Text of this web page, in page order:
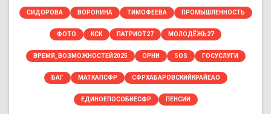
СИДОРОВА ВОРОНИНА ТИМОФЕЕВА ПРОМЫШЛЕННОСТЬ
ФОТО КСК ПАТРИОТ27 МОЛОДЁЖЬ27
ВРЕМЯ_ВОЗМОЖНОСТЕЙ2025 ОРНИ SOS ГОСУСЛУГИ
БАГ МАТКАПСФР СФРХАБАРОВСКИЙКРАЙЕАО
ЕДИНОЕПОСОБИЕСФР ПЕНСИИ